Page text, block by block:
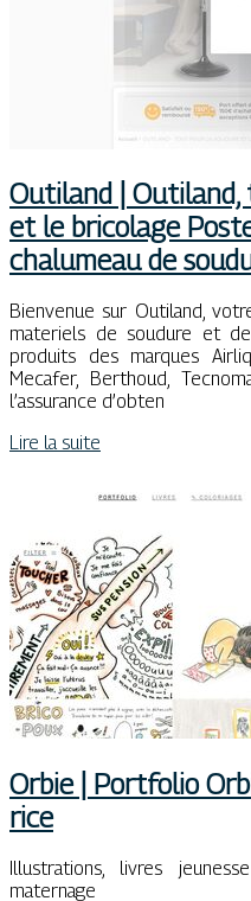
Outiland |
et le bricolage
chalumeau de
Bienvenue sur Outiland,
materiels de soudure et
produits des marques
Mecafer, Berthoud,
l’assurance d’obten
Lire la suite
Orbie | Portfolio
ri­ce
Illustrations, livres
maternage